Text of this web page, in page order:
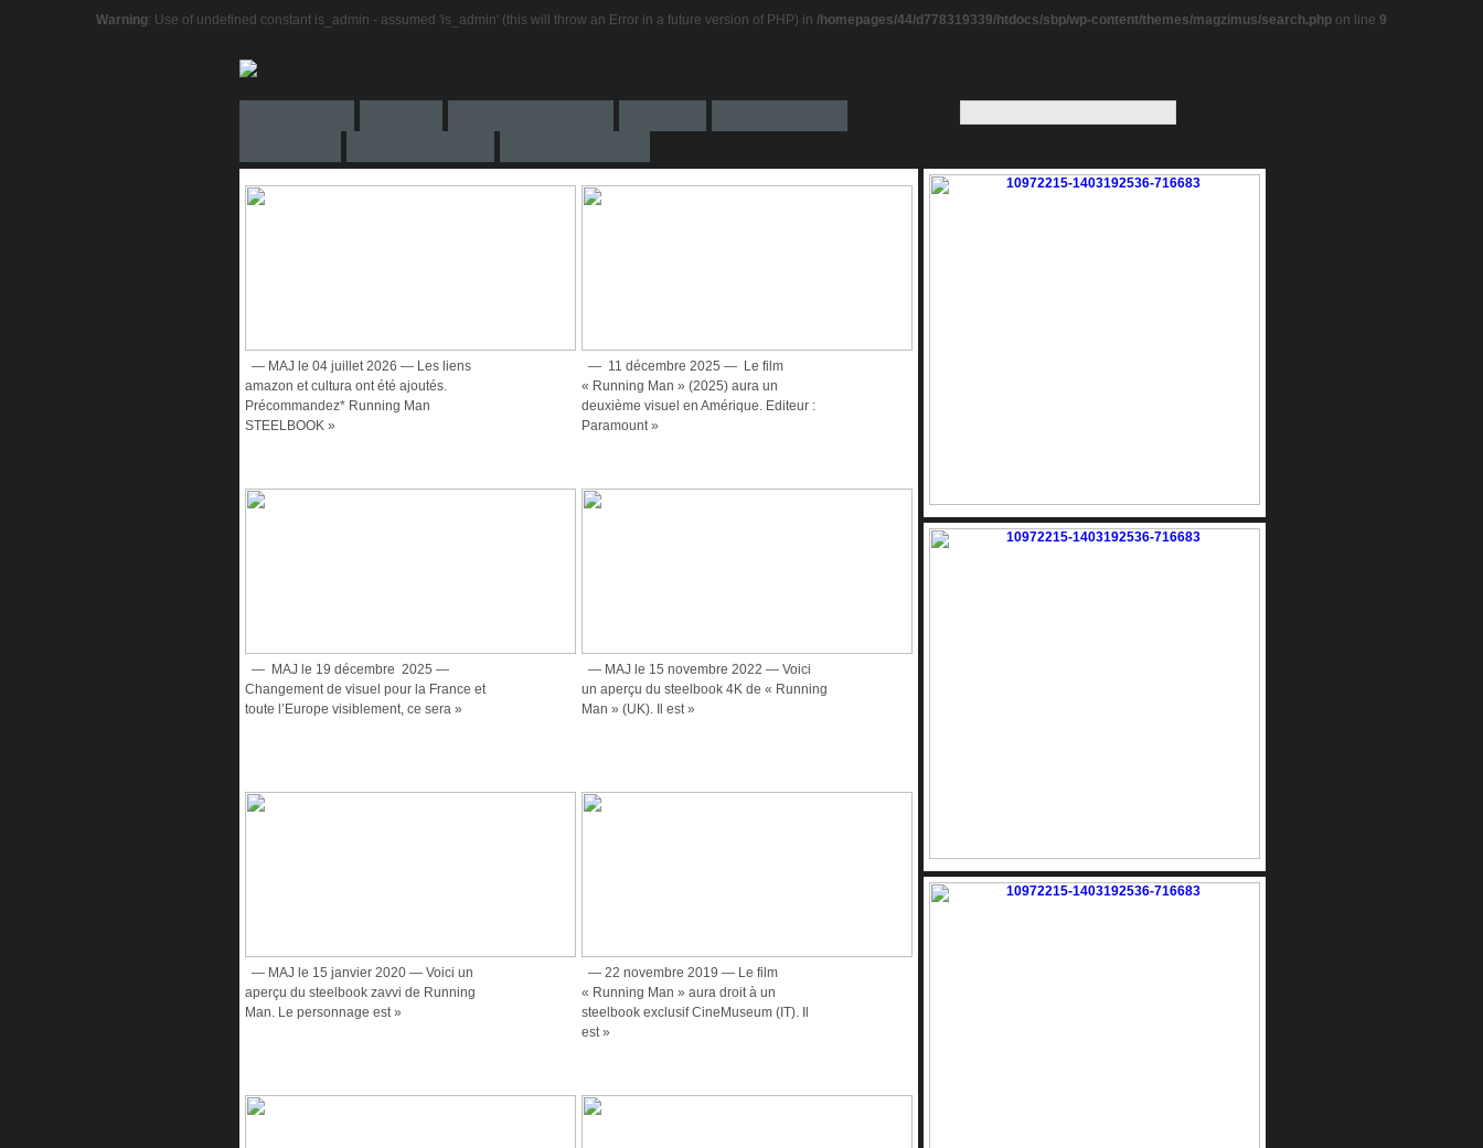
Warning: Use of undefined constant is_admin - assumed 'is_admin' (this will throw an Error in a future version of PHP) in /homepages/44/d778319339/htdocs/sbp/wp-content/themes/magzimus/search.php on line 9
— MAJ le 04 juillet 2026 — Les liens
amazon et cultura ont été ajoutés.
Précommandez* Running Man
STEELBOOK »
— 11 décembre 2025 — Le film
« Running Man » (2025) aura un
deuxième visuel en Amérique. Editeur :
Paramount »
— MAJ le 19 décembre 2025 —
Changement de visuel pour la France et
toute l’Europe visiblement, ce sera »
— MAJ le 15 novembre 2022 — Voici
un aperçu du steelbook 4K de « Running
Man » (UK). Il est »
— MAJ le 15 janvier 2020 — Voici un
aperçu du steelbook zavvi de Running
Man. Le personnage est »
— 22 novembre 2019 — Le film
« Running Man » aura droit à un
steelbook exclusif CineMuseum (IT). Il
est »